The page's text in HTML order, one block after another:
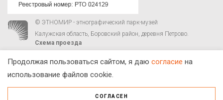
© ЭТНОМИР - этнографический парк-музей
Калужская область, Боровский район, деревня Петрово.
Схема проезда
Продолжая пользоваться сайтом, я даю согласие на
использование файлов cookie.
СОГЛАСЕН